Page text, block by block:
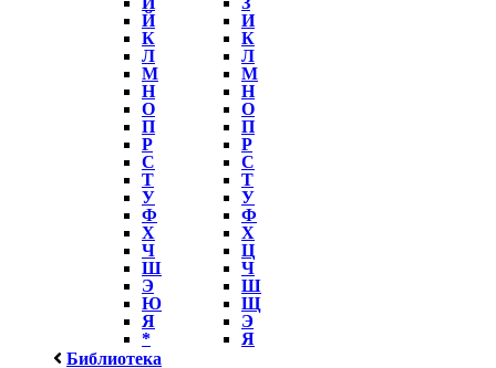
Й
К
Л
М
Н
О
П
Р
С
Т
У
Ф
Х
Ч
Ш
Э
Ю
Я
*
И
К
Л
М
Н
О
П
Р
С
Т
У
Ф
Х
Ц
Ч
Ш
Щ
Э
Я
Библиотека